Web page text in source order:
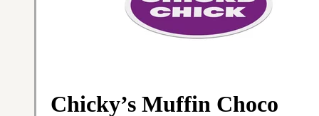
Chicky’s Muffin Choco